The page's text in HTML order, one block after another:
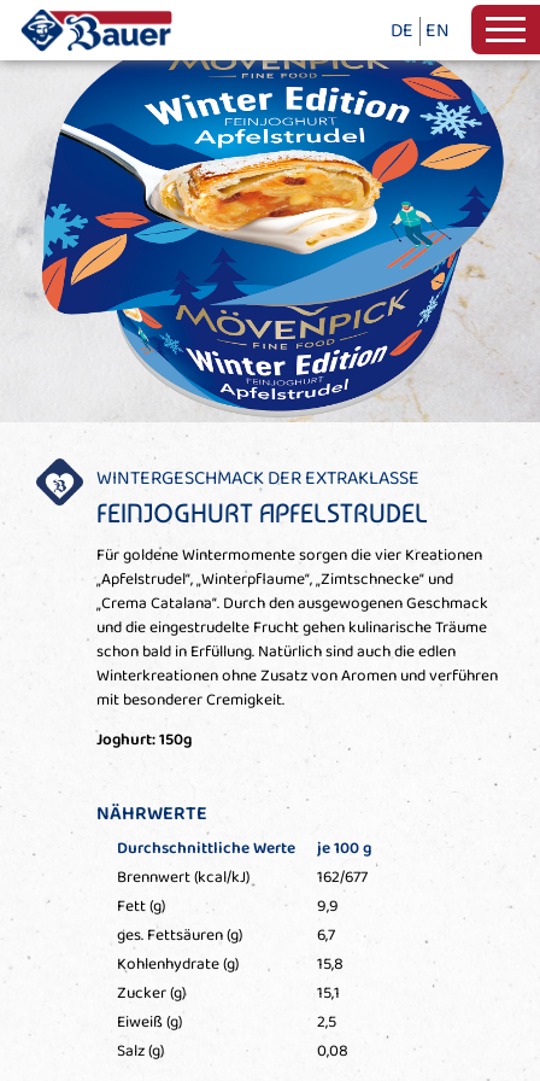
DE EN
WINTERGESCHMACK DER EXTRAKLASSE
FEINJOGHURT APFELSTRUDEL
Für goldene Wintermomente sorgen die vier Kreationen
„Apfelstrudel“, „Winterpflaume“, „Zimtschnecke“ und
„Crema Catalana“. Durch den ausgewogenen Geschmack
und die eingestrudelte Frucht gehen kulinarische Träume
schon bald in Erfüllung. Natürlich sind auch die edlen
Winterkreationen ohne Zusatz von Aromen und verführen
mit besonderer Cremigkeit.
Joghurt: 150g
NÄHRWERTE
Durchschnittliche Werte
je 100 g
Brennwert (kcal/kJ)
162/677
Fett (g)
9,9
ges. Fettsäuren (g)
6,7
Kohlenhydrate (g)
15,8
Zucker (g)
15,1
Eiweiß (g)
2,5
Salz (g)
0,08